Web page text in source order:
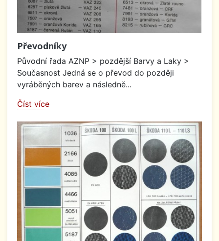
Převodníky
Původní řada AZNP > pozdější Barvy a Laky >
Současnost Jedná se o převod do později
vyráběných barev a následně...
Číst více